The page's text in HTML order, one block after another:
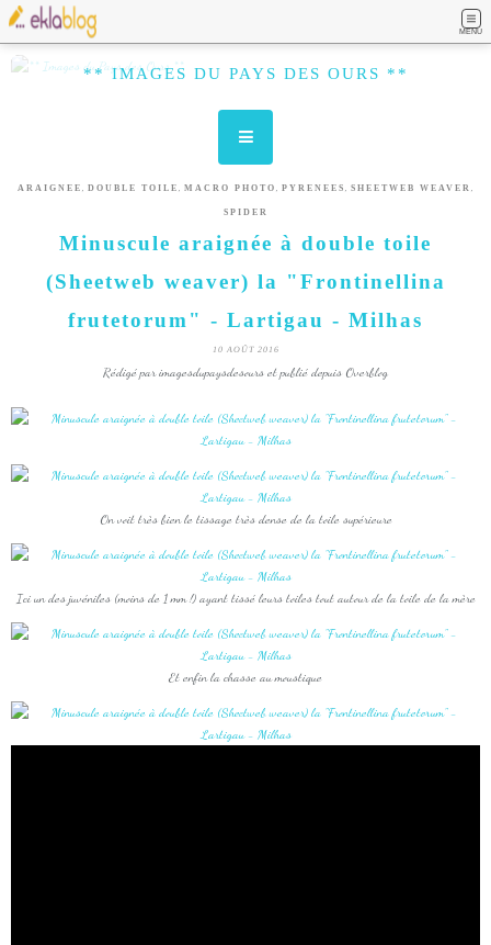
MENU
** IMAGES DU PAYS DES OURS **
ARAIGNEE , DOUBLE TOILE , MACRO PHOTO , PYRENEES , SHEETWEB WEAVER ,
SPIDER
Minuscule araignée à double toile
(Sheetweb weaver) la "Frontinellina
frutetorum" - Lartigau - Milhas
10 AOÛT 2016
Rédigé par imagesdupaysdesours et publié depuis Overblog
On voit très bien le tissage très dense de la toile supérieure
Ici un des juvéniles (moins de 1 mm !) ayant tissé leurs toiles tout autour de la toile de la mère
Et enfin la chasse au moustique